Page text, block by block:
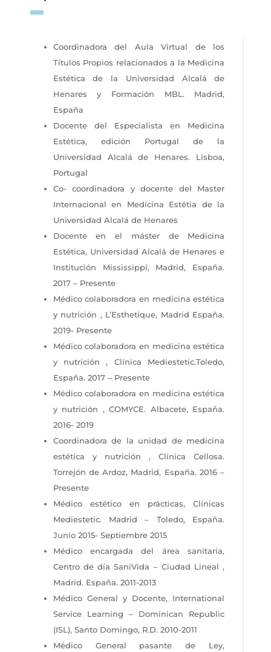
Coordinadora del Aula Virtual de los
Títulos Propios relacionados a la Medicina
Estética de la Universidad Alcalá de
Henares y Formación MBL. Madrid,
España
Docente del Especialista en Medicina
Estética, edición Portugal de la
Universidad Alcalá de Henares. Lisboa,
Portugal
Co- coordinadora y docente del Master
Internacional en Medicina Estétia de la
Universidad Alcalá de Henares
Docente en el máster de Medicina
Estética, Universidad Alcalá de Henares e
Institución Mississippi, Madrid, España.
2017 – Presente
Médico colaboradora en medicina estética
y nutrición , L’Esthetique, Madrid España.
2019- Presente
Médico colaboradora en medicina estética
y nutrición , Clínica Mediestetic.Toledo,
España. 2017 – Presente
Médico colaboradora en medicina estética
y nutrición , COMYCE. Albacete, España.
2016- 2019
Coordinadora de la unidad de medicina
estética y nutrición , Clínica Cellosa.
Torrejón de Ardoz, Madrid, España. 2016 –
Presente
Médico estético en prácticas, Clínicas
Mediestetic. Madrid – Toledo, España.
Junio 2015- Septiembre 2015
Médico encargada del área sanitaria,
Centro de día SaniVida – Ciudad Lineal ,
Madrid. España. 2011-2013
Médico General y Docente, International
Service Learning – Dominican Republic
(ISL), Santo Domingo, R.D. 2010-2011
Médico General pasante de Ley,